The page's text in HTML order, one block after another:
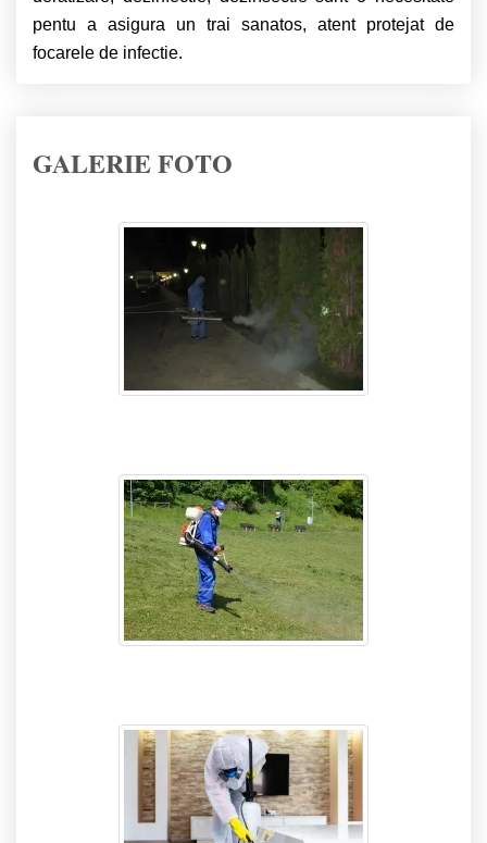
pentu a asigura un trai sanatos, atent protejat de
focarele de infectie.
GALERIE FOTO